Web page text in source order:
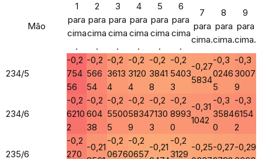
Mão
1
para
cima
.
2
para
cima
.
3
para
cima
.
4
para
cima
.
5
para
cima
.
6
para
cima
.
7
para
cima.
8
para
cima.
9
para
cima.
234/5
-0,2
754
56
-0,2
566
54
-0,2
3613
4
-0,2
3120
4
-0,2
3841
8
-0,2
5403
3
-0,27
5834
-0,3
0246
5
-0,3
3007
9
234/6
-0,2
6210
2
-0,2
604
38
-0,2
5500
5
-0,2
5834
9
-0,2
7130
3
-0,2
8993
0
-0,31
1042
-0,3
3584
0
-0,3
6154
2
235/6
-0,2
270
-0,21
-0,2
0676
-0,2
0657
-0,21
-0,2
3129
-0,25-0,27-0,29